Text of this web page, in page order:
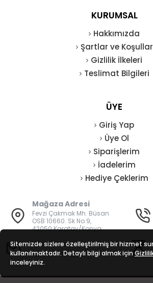
KURUMSAL
Hakkımızda
Şartlar ve Koşullar
Gizlilik İlkeleri
Teslimat Bilgileri
ÜYE
Giriş Yap
Üye Ol
Siparişlerim
İadelerim
Hediye Çeklerim
Mağaza Adresi
Fevzi Çakmak Mh. Büsan
OSB 10660. Sk No:9,
42050 Karatay/Konya
E-Posta
bilgi@vatanisguvenligi.com
Sitemizde sizlere özelleştirilmiş bir hizmet
kullanılmaktadır. Detaylı bilgi almak için
inceleyiniz.